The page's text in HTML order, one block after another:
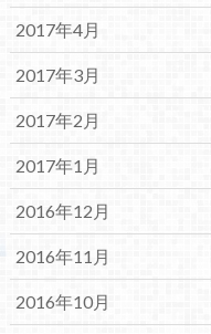
2017年4月
2017年3月
2017年2月
2017年1月
2016年12月
2016年11月
2016年10月